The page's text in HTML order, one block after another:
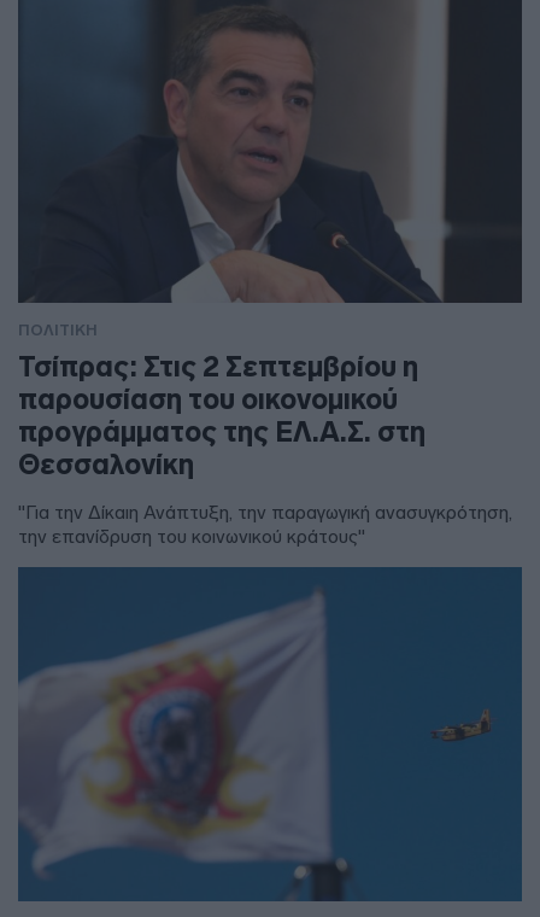
ΠΟΛΙΤΙΚΗ
Τσίπρας: Στις 2 Σεπτεμβρίου η
παρουσίαση του οικονομικού
προγράμματος της ΕΛ.Α.Σ. στη
Θεσσαλονίκη
"Για την Δίκαιη Ανάπτυξη, την παραγωγική ανασυγκρότηση,
την επανίδρυση του κοινωνικού κράτους"